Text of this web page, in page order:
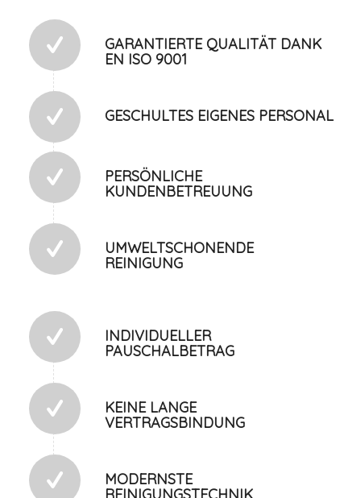
GARANTIERTE QUALITÄT DANK
EN ISO 9001
GESCHULTES EIGENES PERSONAL
PERSÖNLICHE
KUNDENBETREUUNG
UMWELTSCHONENDE
REINIGUNG
INDIVIDUELLER
PAUSCHALBETRAG
KEINE LANGE
VERTRAGSBINDUNG
MODERNSTE
REINIGUNGSTECHNIK